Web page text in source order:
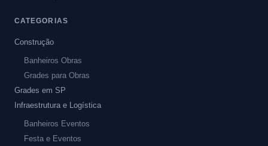
CATEGORIAS
Construção
Banheiros Obras
Grades para Obras
Grades em SP
Infraestrutura e Logística
Banheiros Eventos
Festa e Eventos